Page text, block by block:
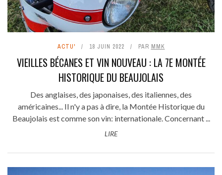
ACTU' 18 JUIN 2022 PAR MMK
VIEILLES BÉCANES ET VIN NOUVEAU : LA 7E MONTÉE
HISTORIQUE DU BEAUJOLAIS
Des anglaises, des japonaises, des italiennes, des
américaines... Il n'y a pas à dire, la Montée Historique du
Beaujolais est comme son vin: internationale. Concernant ...
LIRE